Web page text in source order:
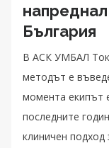
България
В АСК УМБАЛ
методът е
момента екипът
последните
клиничен